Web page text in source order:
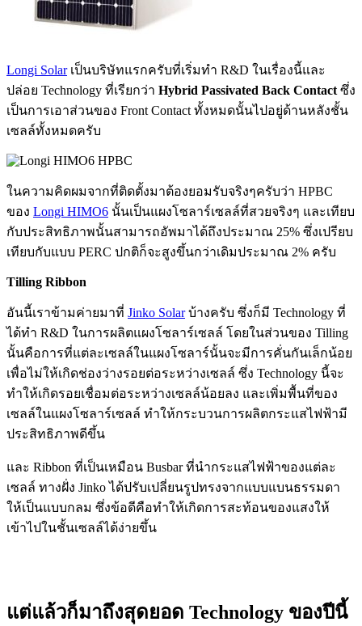
Longi Solarเป็นบริษัทแรกครับที่เริ่มทำ R&D ในเรื่องนี้และ
ปล่อย Technology ที่เรียกว่า Hybrid Passivated Back Contact ซึ่ง
เป็นการเอาส่วนของ Front Contact ทั้งหมดนั้นไปอยู่ด้านหลังชั้น
เซลล์ทั้งหมดครับ
ในความคิดผมจากที่ติดตั้งมาต้องยอมรับจริงๆครับว่า HPBC
ของ Longi HIMO6 นั้นเป็นแผงโซลาร์เซลล์ที่สวยจริงๆ และเทียบ
กับประสิทธิภาพนั้นสามารถอัพมาได้ถึงประมาณ 25% ซึ่งเปรียบ
เทียบกับแบบ PERC ปกติก็จะสูงขึ้นกว่าเดิมประมาณ 2% ครับ
Tilling Ribbon
อันนี้เราข้ามค่ายมาที่ Jinko Solarบ้างครับ ซึ่งก็มี Technology ที่
ได้ทำ R&D ในการผลิตแผงโซลาร์เซลล์ โดยในส่วนของ Tilling
นั้นคือการที่แต่ละเซลล์ในแผงโซลาร์นั้นจะมีการคั่นกันเล็กน้อย
เพื่อไม่ให้เกิดช่องว่างรอยต่อระหว่างเซลล์ ซึ่ง Technology นี้จะ
ทำให้เกิดรอยเชื่อมต่อระหว่างเซลล์น้อยลง และเพิ่มพื้นที่ของ
เซลล์ในแผงโซลาร์เซลล์ ทำให้กระบวนการผลิตกระแสไฟฟ้ามี
ประสิทธิภาพดีขึ้น
และ Ribbon ที่เป็นเหมือน Busbar ที่นำกระแสไฟฟ้าของแต่ละ
เซลล์ ทางฝั่ง Jinko ได้ปรับเปลี่ยนรูปทรงจากแบบแบนธรรมดา
ให้เป็นแบบกลม ซึ่งข้อดีคือทำให้เกิดการสะท้อนของแสงให้
เข้าไปในชั้นเซลล์ได้ง่ายขึ้น
แต่แล้วก็มาถึงสุดยอด Technology ของปีนี้